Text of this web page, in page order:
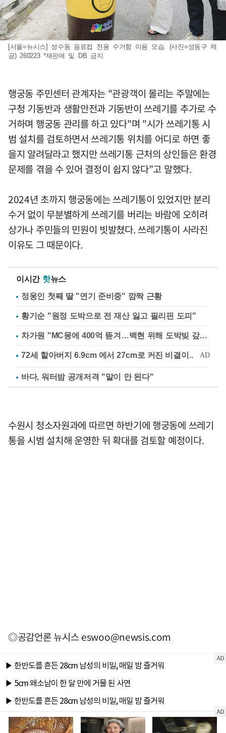
[서울=뉴시스] 성수동 음료컵 전용 수거함 이용 모습. (사진=성동구 제
공) 260223 *재판매 및 DB 금지
행궁동 주민센터 관계자는 "관광객이 몰리는 주말에는
구청 기동반과 생활안전과 기동반이 쓰레기를 추가로 수
거하며 행궁동 관리를 하고 있다"며 "시가 쓰레기통 시
범 설치를 검토하면서 쓰레기통 위치를 어디로 하면 좋
을지 알려달라고 했지만 쓰레기통 근처의 상인들은 환경
문제를 겪을 수 있어 결정이 쉽지 않다”고 말했다.
2024년 초까지 행궁동에는 쓰레기통이 있었지만 분리
수거 없이 무분별하게 쓰레기를 버리는 바람에 오히려
상가나 주민들의 민원이 빗발쳤다. 쓰레기통이 사라진
이유도 그 때문이다.
이시간 핫뉴스
정웅인 첫째 딸 "연기 준비중" 깜짝 근황
황기순 "원정 도박으로 전 재산 잃고 필리핀 도피"
차가원 "MC몽에 400억 뜯겨…백현 위해 도박빚 갚아줘"
바다, 워터밤 공개저격 "말이 안 된다"
수원시 청소자원과에 따르면 하반기에 행궁동에 쓰레기
통을 시범 설치해 운영한 뒤 확대를 검토할 예정이다.
◎공감언론 뉴시스eswoo@newsis.com